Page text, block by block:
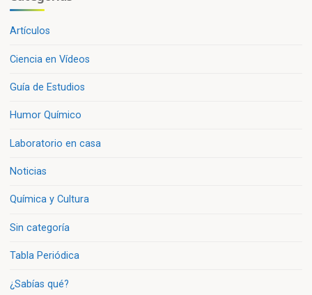
Artículos
Ciencia en Vídeos
Guía de Estudios
Humor Químico
Laboratorio en casa
Noticias
Química y Cultura
Sin categoría
Tabla Periódica
¿Sabías qué?